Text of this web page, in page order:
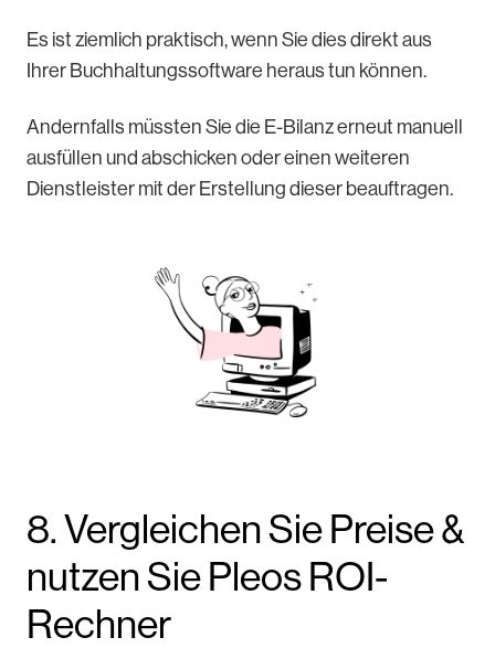
Es ist ziemlich praktisch, wenn Sie dies direkt aus
Ihrer Buchhaltungssoftware heraus tun können.
Andernfalls müssten Sie die E-Bilanz erneut manuell
ausfüllen und abschicken oder einen weiteren
Dienstleister mit der Erstellung dieser beauftragen.
8. Vergleichen Sie Preise &
nutzen Sie Pleos ROI-
Rechner